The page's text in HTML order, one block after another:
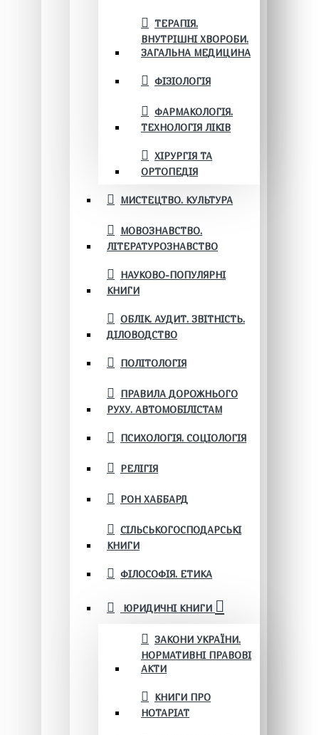
ТЕРАПІЯ.
ВНУТРІШНІ ХВОРОБИ.
ЗАГАЛЬНА МЕДИЦИНА
ФІЗІОЛОГІЯ
ФАРМАКОЛОГІЯ.
ТЕХНОЛОГІЯ ЛІКІВ
ХІРУРГІЯ ТА
ОРТОПЕДІЯ
МИСТЕЦТВО. КУЛЬТУРА
МОВОЗНАВСТВО.
ЛІТЕРАТУРОЗНАВСТВО
НАУКОВО-ПОПУЛЯРНІ
КНИГИ
ОБЛІК. АУДИТ. ЗВІТНІСТЬ.
ДІЛОВОДСТВО
ПОЛІТОЛОГІЯ
ПРАВИЛА ДОРОЖНЬОГО
РУХУ. АВТОМОБІЛІСТАМ
ПСИХОЛОГІЯ. СОЦІОЛОГІЯ
РЕЛІГІЯ
РОН ХАББАРД
СІЛЬСЬКОГОСПОДАРСЬКІ
КНИГИ
ФІЛОСОФІЯ. ЕТИКА
ЮРИДИЧНІ КНИГИ
ЗАКОНИ УКРАЇНИ.
НОРМАТИВНІ ПРАВОВІ
АКТИ
КНИГИ ПРО
НОТАРІАТ